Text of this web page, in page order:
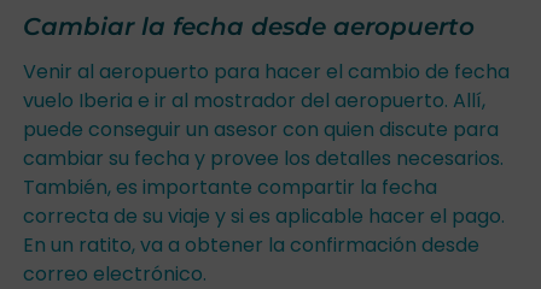
Cambiar la fecha desde aeropuerto
Venir al aeropuerto para hacer el cambio de fecha
vuelo Iberia e ir al mostrador del aeropuerto. Allí,
puede conseguir un asesor con quien discute para
cambiar su fecha y provee los detalles necesarios.
También, es importante compartir la fecha
correcta de su viaje y si es aplicable hacer el pago.
En un ratito, va a obtener la confirmación desde
correo electrónico.